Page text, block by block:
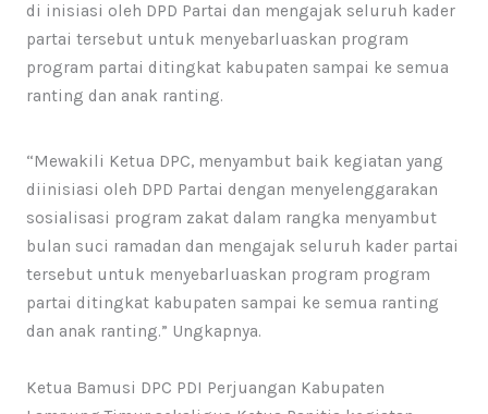
di inisiasi oleh DPD Partai dan mengajak seluruh kader
partai tersebut untuk menyebarluaskan program
program partai ditingkat kabupaten sampai ke semua
ranting dan anak ranting.
“Mewakili Ketua DPC, menyambut baik kegiatan yang
diinisiasi oleh DPD Partai dengan menyelenggarakan
sosialisasi program zakat dalam rangka menyambut
bulan suci ramadan dan mengajak seluruh kader partai
tersebut untuk menyebarluaskan program program
partai ditingkat kabupaten sampai ke semua ranting
dan anak ranting.” Ungkapnya.
Ketua Bamusi DPC PDI Perjuangan Kabupaten